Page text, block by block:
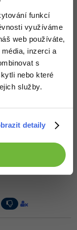
funkcí
využíváme
web používáte,
inzerci a
s
nebo které
služby.
detaily
ne, tak řekni
7.6.2014 21:09